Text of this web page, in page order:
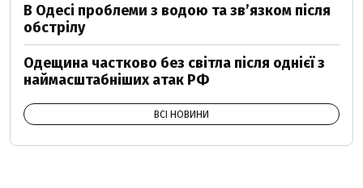
В Одесі проблеми з водою та звʼязком після
обстрілу
Одещина частково без світла після однієї з
наймасштабніших атак РФ
ВСІ НОВИНИ